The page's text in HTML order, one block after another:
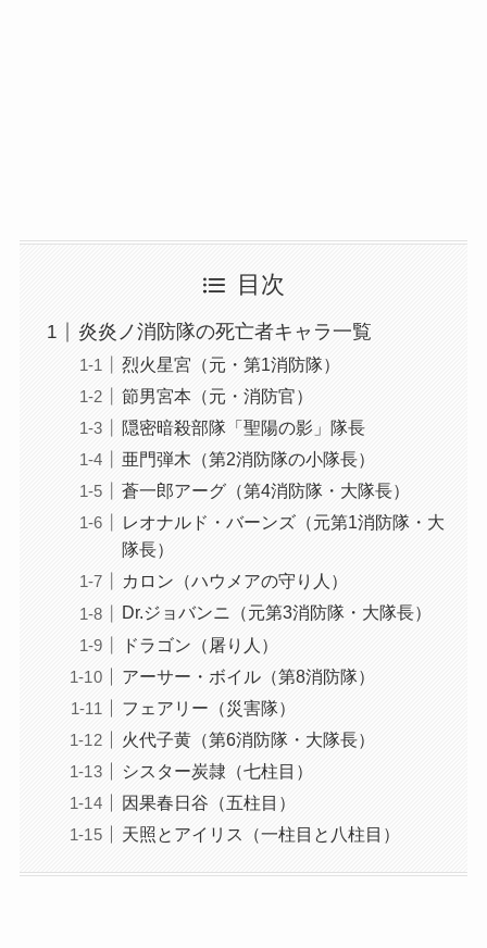
目次
炎炎ノ消防隊の死亡者キャラ一覧
烈火星宮（元・第1消防隊）
節男宮本（元・消防官）
隠密暗殺部隊「聖陽の影」隊長
亜門弾木（第2消防隊の小隊長）
蒼一郎アーグ（第4消防隊・大隊長）
レオナルド・バーンズ（元第1消防隊・大
隊長）
カロン（ハウメアの守り人）
Dr.ジョバンニ（元第3消防隊・大隊長）
ドラゴン（屠り人）
アーサー・ボイル（第8消防隊）
フェアリー（災害隊）
火代子黄（第6消防隊・大隊長）
シスター炭隷（七柱目）
因果春日谷（五柱目）
天照とアイリス（一柱目と八柱目）